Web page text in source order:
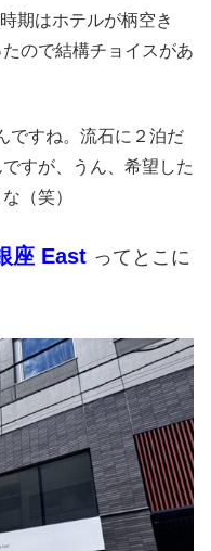
期はホテルが柄空き
ので結構チョイスがあ
ですね。流石に２泊だ
すが、うん、希望した
（笑）
座 East ってとこに